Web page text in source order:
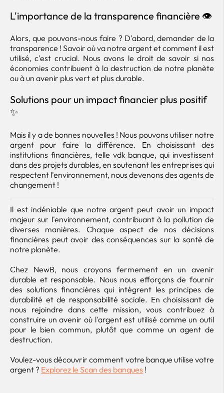
L'importance de la transparence financière 👁️
Alors, que pouvons-nous faire ? D'abord, demander de la
transparence ! Savoir où va notre argent et comment il est
utilisé, c'est crucial. Nous avons le droit de savoir si nos
économies contribuent à la destruction de notre planète
ou à un avenir plus vert et plus durable.
Solutions pour un impact financier plus positif
✨
Mais il y a de bonnes nouvelles ! Nous pouvons utiliser notre
argent pour faire la différence. En choisissant des
institutions financières, telle vdk banque, qui investissent
dans des projets durables, en soutenant les entreprises qui
respectent l'environnement, nous devenons des agents de
changement !
Il est indéniable que notre argent peut avoir un impact
majeur sur l'environnement, contribuant à la pollution de
diverses manières. Chaque aspect de nos décisions
financières peut avoir des conséquences sur la santé de
notre planète.
Chez NewB, nous croyons fermement en un avenir
durable et responsable. Nous nous efforçons de fournir
des solutions financières qui intègrent les principes de
durabilité et de responsabilité sociale. En choisissant de
nous rejoindre dans cette mission, vous contribuez à
construire un avenir où l'argent est utilisé comme un outil
pour le bien commun, plutôt que comme un agent de
destruction.
Voulez-vous découvrir comment votre banque utilise votre
argent ? Explorez le Scan des banques !